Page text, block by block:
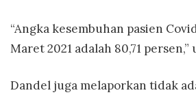
“Angka kesembuhan pasien
Maret 2021 adalah 80,71 persen,”
Dandel juga melaporkan tidak